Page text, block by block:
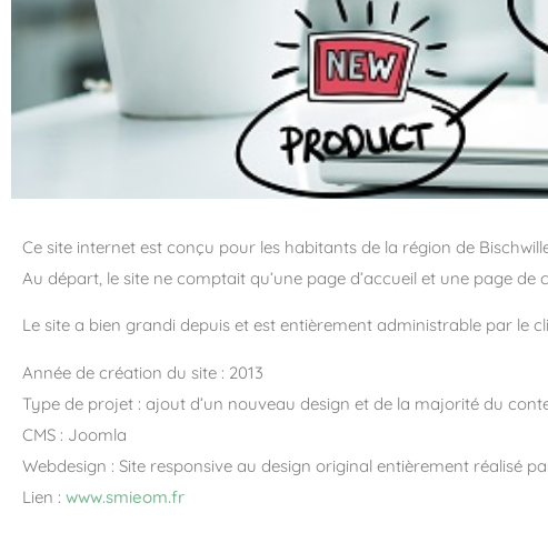
Ce site internet est conçu pour les habitants de la région de
Au départ, le site ne comptait qu’une page d’accueil et une page
Le site a bien grandi depuis et est entièrement administrable par le
Année de création du site : 2013
Type de projet : ajout d’un nouveau design et de la majorité du
CMS : Joomla
Webdesign : Site responsive au design original entièrement réalisé
Lien : www.smieom.fr